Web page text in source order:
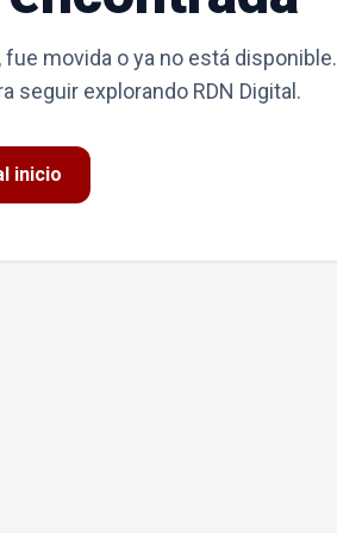
movida o ya no está disponible.
seguir explorando RDN Digital.
inicio